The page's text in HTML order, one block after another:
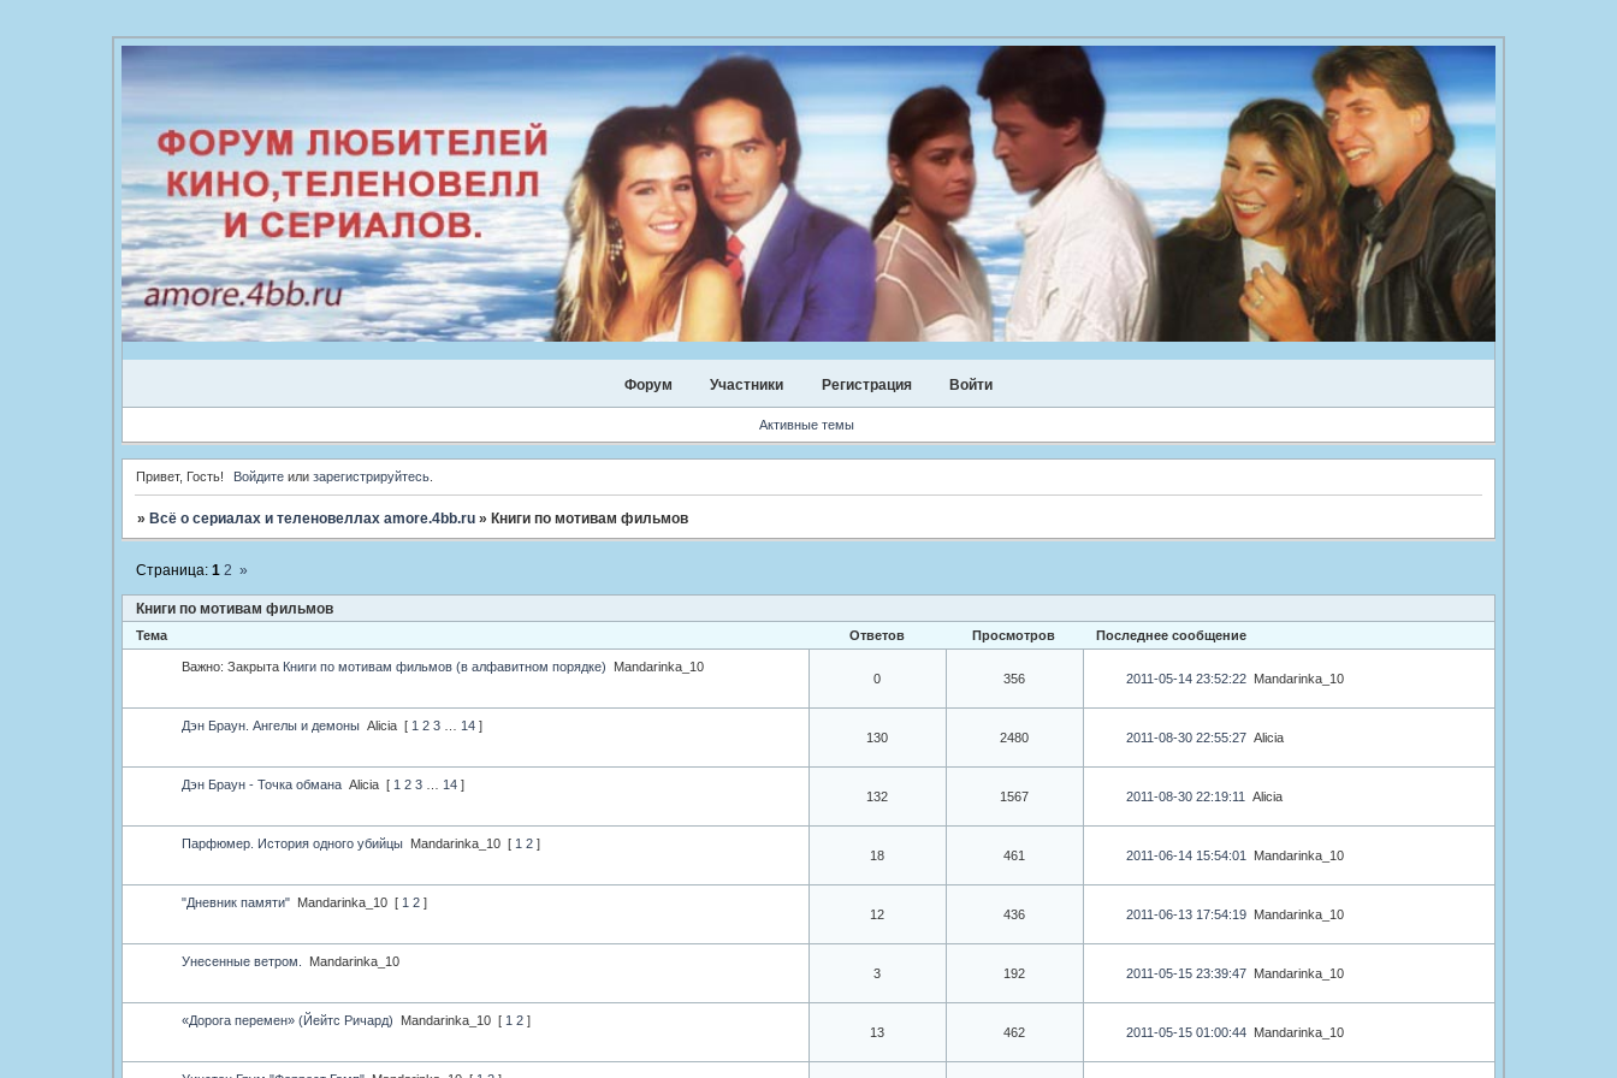
Форум Участники Регистрация Войти
Активные темы
Привет, Гость! Войдите илизарегистрируйтесь.
» Всё о сериалах и теленовеллах amore.4bb.ru » Книги по мотивам фильмов
Книги по мотивам фильмов
Страница: 1 2 »
Тема Ответов Просмотров Последнее сообщение
Важно: Закрыта Книги по мотивам фильмов (в алфавитном порядке)
Mandarinka_10
0
356 2011-05-14 23:52:22 Mandarinka_10
Дэн Браун. Ангелы и демоны Alicia [ 1 2 3 14 ]
130
2480 2011-08-30 22:55:27 Alicia
Дэн Браун - Точка обмана Alicia [ 1 2 3 14 ]
132
1567 2011-08-30 22:19:11 Alicia
Парфюмер. История одного убийцы Mandarinka_10 [ 1 2 ]
18
461 2011-06-14 15:54:01 Mandarinka_10
"Дневник памяти" Mandarinka_10 [ 1 2 ]
12
436 2011-06-13 17:54:19 Mandarinka_10
Унесенные ветром.
Mandarinka_10
3
192 2011-05-15 23:39:47 Mandarinka_10
«Дорога перемен» (Йейтс Ричард) Mandarinka_10 [ 1 2 ]
13
462 2011-05-15 01:00:44 Mandarinka_10